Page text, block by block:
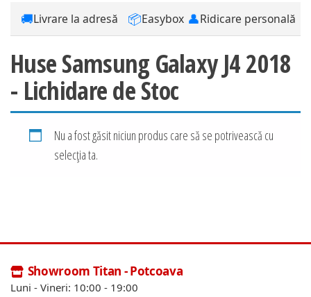
🚚Livrare la adresă 📦Easybox 👤Ridicare personală
Huse Samsung Galaxy J4 2018
- Lichidare de Stoc
Nu a fost găsit niciun produs care să se potrivească cu
selecția ta.
Showroom Titan - Potcoava
Luni - Vineri: 10:00 - 19:00